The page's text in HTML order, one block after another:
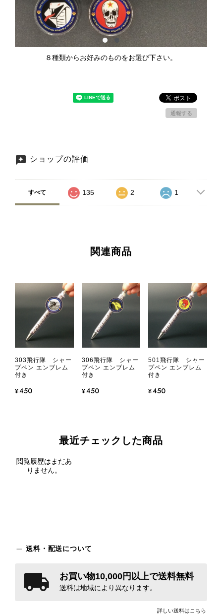
８種類からお好みのものをお選び下さい。
通報する
ショップの評価
すべて 135 2 1
関連商品
303飛行隊 シャー
プペン エンブレム
付き
¥450
306飛行隊 シャー
プペン エンブレム
付き
¥450
501飛行隊 シャー
プペン エンブレム
付き
¥450
最近チェックした商品
閲覧履歴はまだあ
りません。
送料・配送について
お買い物10,000円以上で送料無料
送料は地域により異なります。
詳しい送料はこちら